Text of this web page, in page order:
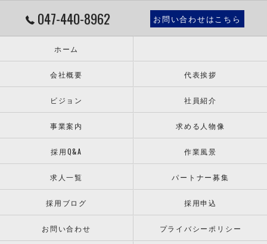
047-440-8962 お問い合わせはこちら
ホーム
会社概要 代表挨拶
ビジョン 社員紹介
事業案内 求める人物像
採用Q&A 作業風景
求人一覧 パートナー募集
採用ブログ 採用申込
お問い合わせ プライバシーポリシー